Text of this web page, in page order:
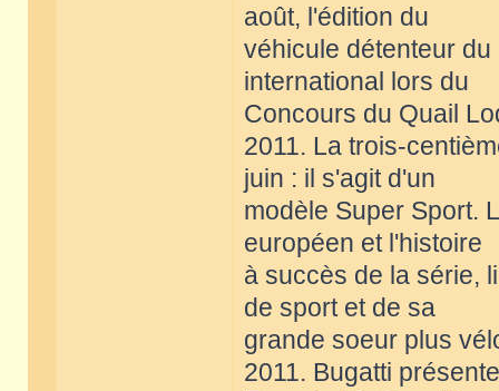
août, l'édition du
véhicule détenteur
international lors du
Concours du Quail
2011. La trois-
juin : il s'agit d'un
modèle Super Sport.
européen et l'histoire
à succès de la série,
de sport et de sa
grande soeur plus
2011. Bugatti